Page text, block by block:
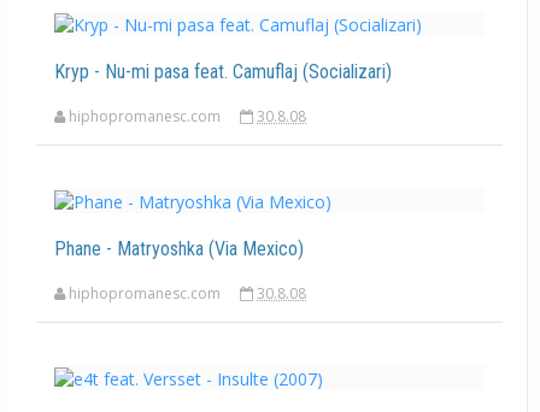
Kryp - Nu-mi pasa feat. Camuflaj (Socializari)
hiphopromanesc.com 30.8.08
Phane - Matryoshka (Via Mexico)
hiphopromanesc.com 30.8.08